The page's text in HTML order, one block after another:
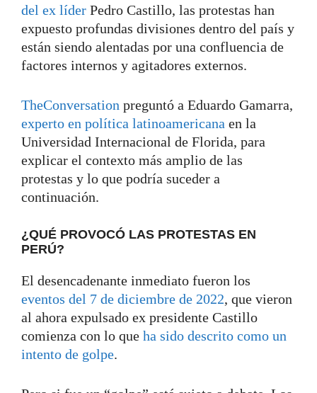
del ex líder Pedro Castillo, las protestas han
expuesto profundas divisiones dentro del país y
están siendo alentadas por una confluencia de
factores internos y agitadores externos.
TheConversation preguntó a Eduardo Gamarra,
experto en política latinoamericana en la
Universidad Internacional de Florida, para
explicar el contexto más amplio de las
protestas y lo que podría suceder a
continuación.
¿QUÉ PROVOCÓ LAS PROTESTAS EN
PERÚ?
El desencadenante inmediato fueron los
eventos del 7 de diciembre de 2022, que vieron
al ahora expulsado ex presidente Castillo
comienza con lo que ha sido descrito como un
intento de golpe.